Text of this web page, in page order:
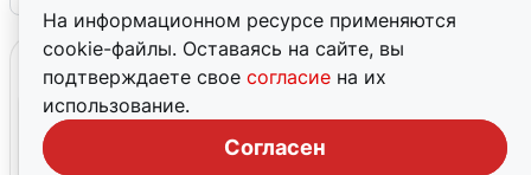
На информационном ресурсе применяются
cookie-файлы. Оставаясь на сайте, вы
подтверждаете свое согласие на их
использование.
Согласен